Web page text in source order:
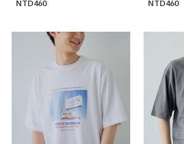
NTD460
NTD460